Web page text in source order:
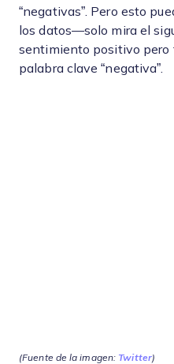
“negativas”. Pero esto
los datos—solo mira el
sentimiento positivo pero
palabra clave “negativa”.
(Fuente de la imagen: Twitter)